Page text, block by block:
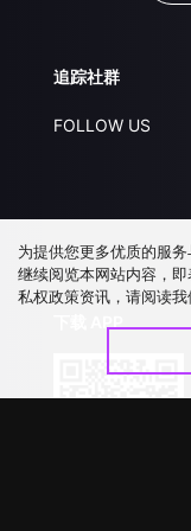
追踪社群
FOLLOW US
为提供您更多优质的服
继续阅览本网站内容，
私权政策资讯，请阅读我